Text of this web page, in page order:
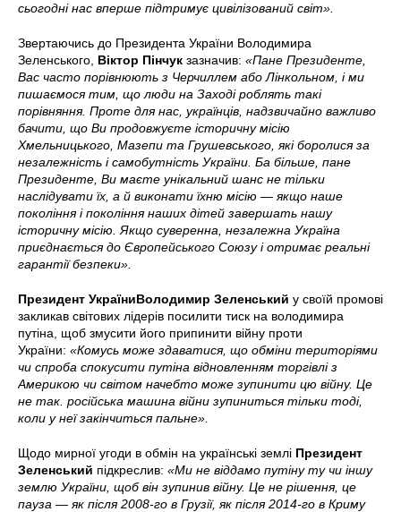
сьогодні нас вперше підтримує цивілізований світ».
Звертаючись до Президента України Володимира
Зеленського, Віктор Пінчук зазначив: «Пане Президенте,
Вас часто порівнюють з Черчиллем або Лінкольном, і ми
пишаємося тим, що люди на Заході роблять такі
порівняння. Проте для нас, українців, надзвичайно важливо
бачити, що Ви продовжуєте історичну місію
Хмельницького, Мазепи та Грушевського, які боролися за
незалежність і самобутність України. Ба більше, пане
Президенте, Ви маєте унікальний шанс не тільки
наслідувати їх, а й виконати їхню місію — якщо наше
покоління і покоління наших дітей завершать нашу
історичну місію. Якщо суверенна, незалежна Україна
приєднається до Європейського Союзу і отримає реальні
гарантії безпеки».
Президент УкраїниВолодимир Зеленський у своїй промові
закликав світових лідерів посилити тиск на володимира
путіна, щоб змусити його припинити війну проти
України: «Комусь може здаватися, що обміни територіями
чи спроба спокусити путіна відновленням торгівлі з
Америкою чи світом начебто може зупинити цю війну. Це
не так. російська машина війни зупиниться тільки тоді,
коли у неї закінчиться пальне».
Щодо мирної угоди в обмін на українські землі Президент
Зеленський підкреслив: «Ми не віддамо путіну ту чи іншу
землю України, щоб він зупинив війну. Це не рішення, це
пауза — як після 2008-го в Грузії, як після 2014-го в Криму